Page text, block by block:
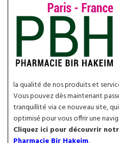
la qualité de nos produits et
Vous pouvez dès maintenant
tranquillité via ce nouveau site,
optimisé pour vous offrir une
Cliquez ici pour découvrir